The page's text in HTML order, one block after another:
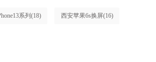
系列 (18) 西安苹果6s换屏(16)